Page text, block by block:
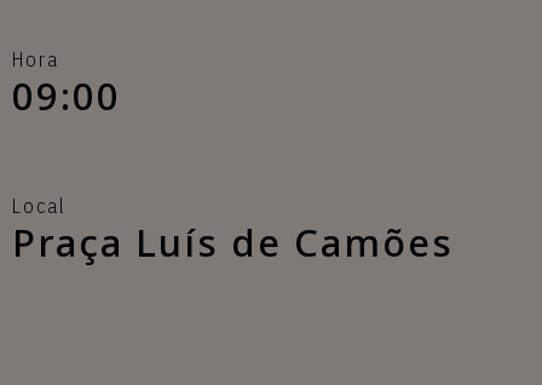
Hora
09:00
Local
Praça Luís de Camões